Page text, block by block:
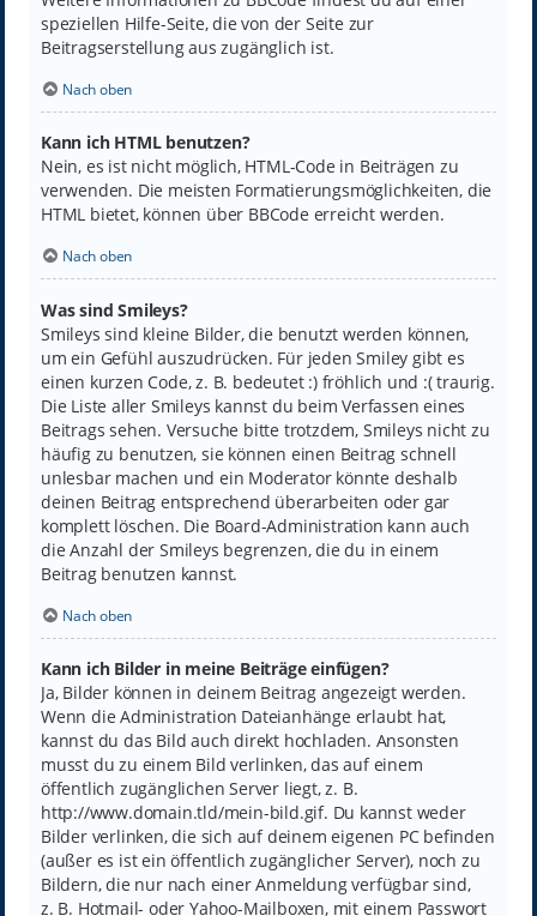
speziellen Hilfe-Seite, die von der Seite zur
Beitragserstellung aus zugänglich ist.
Nach oben
Kann ich HTML benutzen?
Nein, es ist nicht möglich, HTML-Code in Beiträgen zu
verwenden. Die meisten Formatierungsmöglichkeiten, die
HTML bietet, können über BBCode erreicht werden.
Nach oben
Was sind Smileys?
Smileys sind kleine Bilder, die benutzt werden können,
um ein Gefühl auszudrücken. Für jeden Smiley gibt es
einen kurzen Code, z. B. bedeutet :) fröhlich und :( traurig.
Die Liste aller Smileys kannst du beim Verfassen eines
Beitrags sehen. Versuche bitte trotzdem, Smileys nicht zu
häufig zu benutzen, sie können einen Beitrag schnell
unlesbar machen und ein Moderator könnte deshalb
deinen Beitrag entsprechend überarbeiten oder gar
komplett löschen. Die Board-Administration kann auch
die Anzahl der Smileys begrenzen, die du in einem
Beitrag benutzen kannst.
Nach oben
Kann ich Bilder in meine Beiträge einfügen?
Ja, Bilder können in deinem Beitrag angezeigt werden.
Wenn die Administration Dateianhänge erlaubt hat,
kannst du das Bild auch direkt hochladen. Ansonsten
musst du zu einem Bild verlinken, das auf einem
öffentlich zugänglichen Server liegt, z. B.
http://www.domain.tld/mein-bild.gif. Du kannst weder
Bilder verlinken, die sich auf deinem eigenen PC befinden
(außer es ist ein öffentlich zugänglicher Server), noch zu
Bildern, die nur nach einer Anmeldung verfügbar sind,
z. B. Hotmail- oder Yahoo-Mailboxen, mit einem Passwort